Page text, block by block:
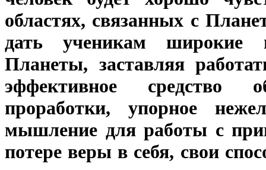
областях, связанных с
дать ученикам широкие
Планеты, заставляя
эффективное средство
проработки, упорное
мышление для работы с
потере веры в себя, свои